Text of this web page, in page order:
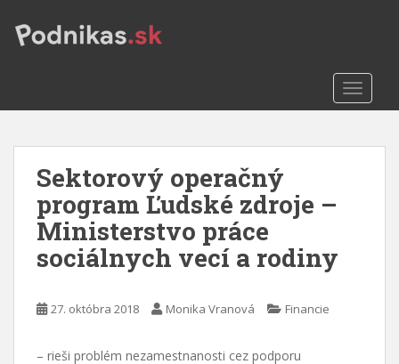
o
Sektorový operačný
program Ľudské zdroje –
Ministerstvo práce
sociálnych vecí a rodiny
27. októbra 2018 Monika Vranová Financie
– rieši problém nezamestnanosti cez podporu